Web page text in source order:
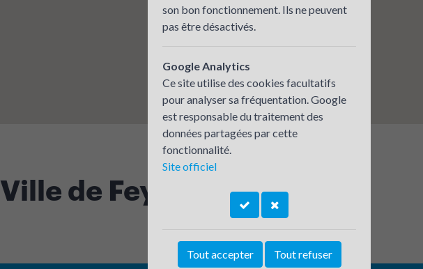
Ville de Feyzin
son bon fonctionnement. Ils ne peuvent
pas être désactivés.
Google Analytics
Ce site utilise des cookies facultatifs
pour analyser sa fréquentation. Google
est responsable du traitement des
données partagées par cette
fonctionnalité.
Site officiel
Tout accepter Tout refuser